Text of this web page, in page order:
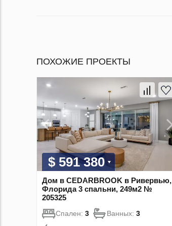
ПОХОЖИЕ ПРОЕКТЫ
$ 591 380
Дом в CEDARBROOK в Ривервью,
Флорида 3 спальни, 249м2 №
205325
Спален: 3 Ванных: 3